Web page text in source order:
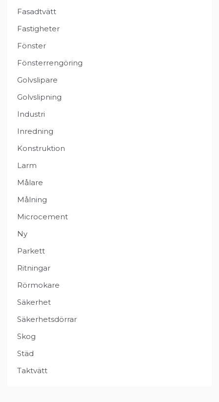
Fasadtvätt
Fastigheter
Fönster
Fönsterrengöring
Golvslipare
Golvslipning
Industri
Inredning
Konstruktion
Larm
Målare
Målning
Microcement
Ny
Parkett
Ritningar
Rörmokare
Säkerhet
Säkerhetsdörrar
Skog
Städ
Taktvätt